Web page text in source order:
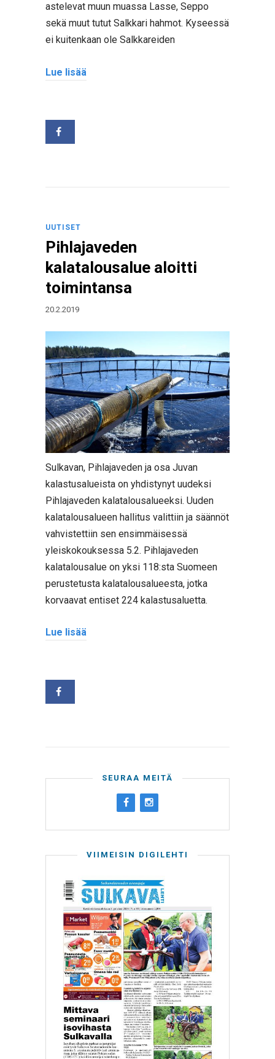
astelevat muun muassa Lasse, Seppo
sekä muut tutut Salkkari hahmot. Kyseessä
ei kuitenkaan ole Salkkareiden
Lue lisää
UUTISET
Pihlajaveden
kalatalousalue aloitti
toimintansa
20.2.2019
Sulkavan, Pihlajaveden ja osa Juvan
kalastusalueista on yhdistynyt uudeksi
Pihlajaveden kalatalousalueeksi. Uuden
kalatalousalueen hallitus valittiin ja säännöt
vahvistettiin sen ensimmäisessä
yleiskokouksessa 5.2. Pihlajaveden
kalatalousalue on yksi 118:sta Suomeen
perustetusta kalatalousalueesta, jotka
korvaavat entiset 224 kalastusaluetta.
Lue lisää
SEURAA MEITÄ
VIIMEISIN DIGILEHTI